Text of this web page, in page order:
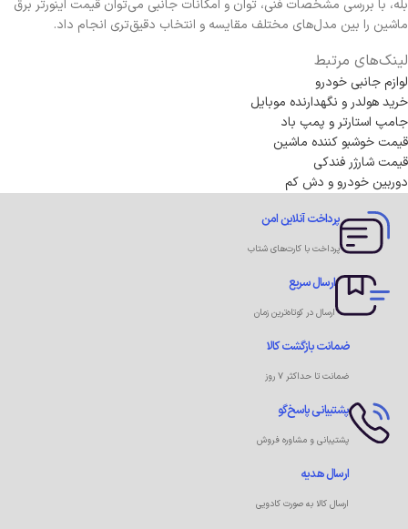
بله، با بررسی مشخصات فنی، توان و امکانات جانبی می‌توان قیمت اینورتر برق
ماشین را بین مدل‌های مختلف مقایسه و انتخاب دقیق‌تری انجام داد.
لینک‌های مرتبط
لوازم جانبی خودرو
خرید هولدر و نگهدارنده موبایل
جامپ استارتر و پمپ باد
قیمت خوشبو کننده ماشین
قیمت شارژر فندکی
دوربین خودرو و دش کم
پرداخت آنلاین امن
پرداخت با کارت‌های شتاب
ارسال سریع
ارسال در کوتاه‌ترین زمان
ضمانت بازگشت کالا
ضمانت تا حداکثر ۷ روز
پشتیبانی پاسخ‌گو
پشتیبانی و مشاوره فروش
ارسال هدیه
ارسال کالا به صورت کادویی